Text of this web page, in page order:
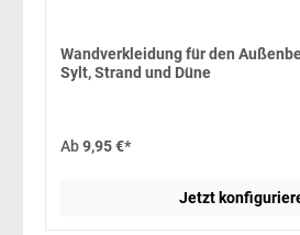
Wandverkleidung für den
Sylt, Strand und Düne
Ab9,95 €*
Jetzt